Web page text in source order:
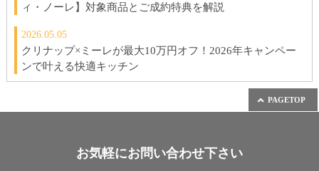
ィ・ノーレ】対象商品とご成約特典を解説
2026.05.05
クリナップ×ミーレが最大10万円オフ！2026年キャンペー
ンで叶える快適キッチン
PAGETOP
お気軽にお問い合わせ下さい